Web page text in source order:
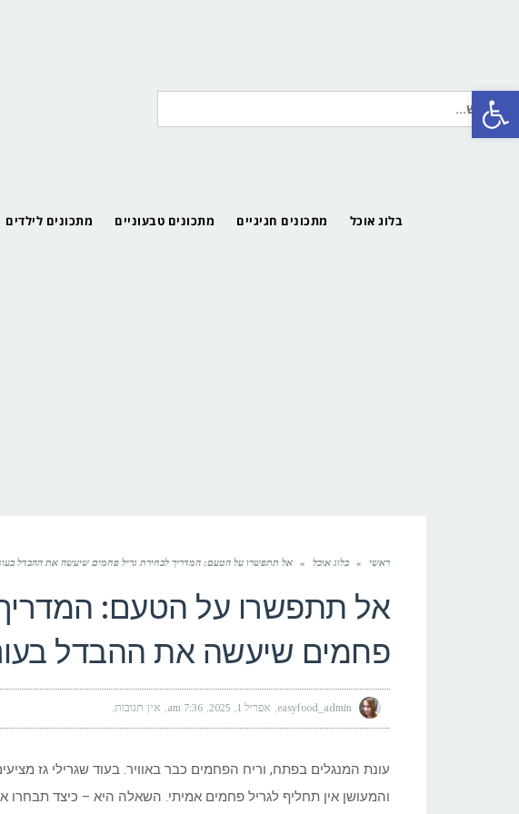
פתח סרגל נגישות
חיפוש
עבור:
בלוג אוכל מתכונים חגיגיים מתכונים טבעוניים מתכונים לילדים
ראשי » בלוג אוכל » אל תתפשרו על הטעם: המדריך לבחירת גריל פחמים שיעשה את ההבדל
אל תתפשרו על הטעם: המדריך
פחמים שיעשה את ההבדל
easyfood_admin אפריל 1, 2025 7:36 am אין תגובות
עונת המנגלים בפתח, וריח הפחמים כבר באוויר. בעוד שגרילי גז
והמעושן אין תחליף לגריל פחמים אמיתי. השאלה היא – כיצד